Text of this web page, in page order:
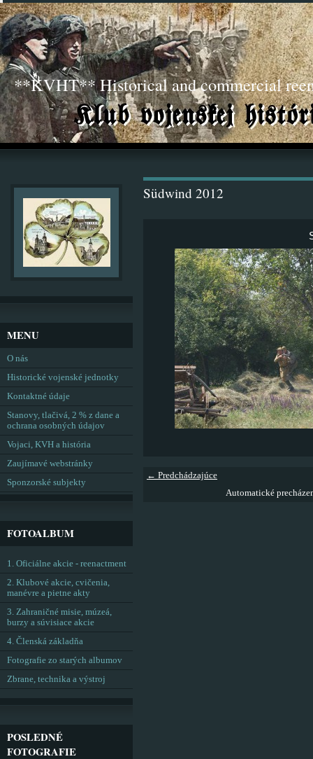
**KVHT** Historical and commercial
Südwind 2012
← Predchádzajúce
Automatické
MENU
O nás
Historické vojenské jednotky
Kontaktné údaje
Stanovy, tlačivá, 2 % z dane a
ochrana osobných údajov
Vojaci, KVH a história
Zaujímavé webstránky
Sponzorské subjekty
FOTOALBUM
1. Oficiálne akcie - reenactment
2. Klubové akcie, cvičenia,
manévre a pietne akty
3. Zahraničné misie, múzeá,
burzy a súvisiace akcie
4. Členská základňa
Fotografie zo starých albumov
Zbrane, technika a výstroj
POSLEDNÉ
FOTOGRAFIE